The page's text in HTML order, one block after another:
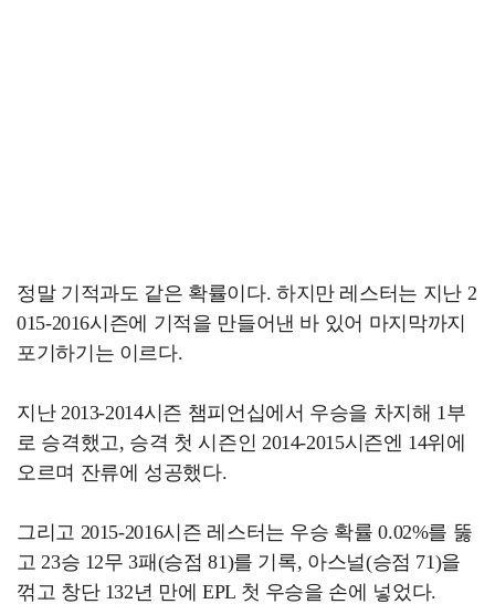
정말 기적과도 같은 확률이다. 하지만 레스터는 지난 2
015-2016시즌에 기적을 만들어낸 바 있어 마지막까지
포기하기는 이르다.
지난 2013-2014시즌 챔피언십에서 우승을 차지해 1부
로 승격했고, 승격 첫 시즌인 2014-2015시즌엔 14위에
오르며 잔류에 성공했다.
그리고 2015-2016시즌 레스터는 우승 확률 0.02%를 뚫
고 23승 12무 3패(승점 81)를 기록, 아스널(승점 71)을
꺾고 창단 132년 만에 EPL 첫 우승을 손에 넣었다.